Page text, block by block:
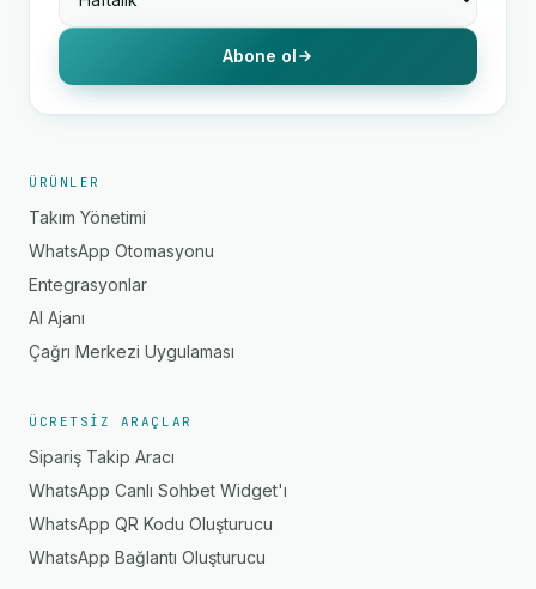
Abone ol
ÜRÜNLER
Takım Yönetimi
WhatsApp Otomasyonu
Entegrasyonlar
AI Ajanı
Çağrı Merkezi Uygulaması
ÜCRETSIZ ARAÇLAR
Sipariş Takip Aracı
WhatsApp Canlı Sohbet Widget'ı
WhatsApp QR Kodu Oluşturucu
WhatsApp Bağlantı Oluşturucu